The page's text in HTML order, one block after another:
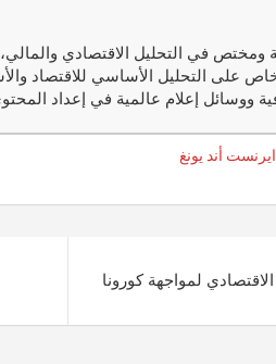
o
o
k
t
t
r
n
على التحليل الأساسي للاقتصاد
إعلام عالمية في إعداد
ايرنست أند يونغ
لمواجهة كورونا